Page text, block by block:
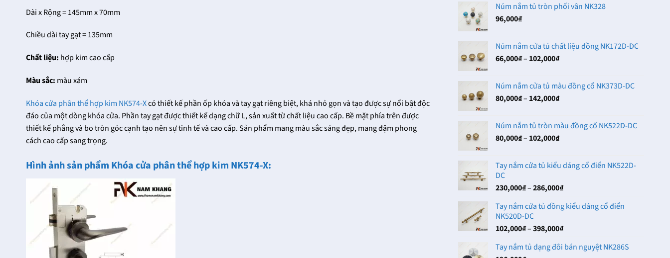
Dài x Rộng = 145mm x 70mm
Chiều dài tay gạt = 135mm
Chất liệu: hợp kim cao cấp
Màu sắc: màu xám
Khóa cửa phân thể hợp kim NK574-Xcó thiết kế phần ốp khóa và tay gạt riêng biệt, khá nhỏ gọn và tạo được sự nổi bật độc
đáo của một dòng khóa cửa. Phần tay gạt được thiết kế dạng chữ L, sản xuất từ chất liệu cao cấp. Bề mặt phía trên được
thiết kế phẳng và bo tròn góc cạnh tạo nên sự tinh tế và cao cấp. Sản phẩm mang màu sắc sáng đẹp, mang đậm phong
cách cao cấp sang trọng.
Hình ảnh sản phẩm Khóa cửa phân thể hợp kim NK574-X:
Núm nắm tủ tròn phối vân NK328
96,000₫
Núm nắm cửa tủ chất liệu đồng NK172D-DC
66,000₫– 102,000₫Khoảng
66,000₫
đến
Núm nắm cửa tủ màu đồng cổ NK373D-DC
80,000₫– 142,000₫Khoảng
80,000₫
đến
Núm nắm tủ tròn màu đồng cổ NK522D-DC
80,000₫– 102,000₫Khoảng
80,000₫
102,000₫
Tay nắm cửa tủ kiểu dáng cổ điển NK522D-
DC
230,000₫– 286,000₫Khoảng
từ
đến
Tay nắm cửa tủ đồng kiểu dáng cổ điển
NK520D-DC
102,000₫– 398,000₫Khoảng
từ
Tay nắm tủ dạng đôi bán nguyệt NK286S